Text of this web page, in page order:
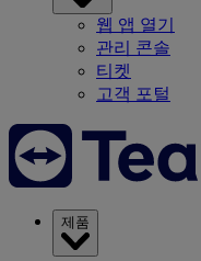
웹 앱 열기
관리 콘솔
티켓
고객 포털
제품